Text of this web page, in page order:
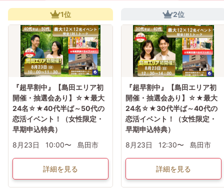
1位
『超早割中』【島田エリア初
開催・抽選会あり】☆★最大
24名☆★40代半ば～50代の
恋活イベント！（女性限定・
早期申込特典）
8月23日
10:00〜 島田市
詳細を見る
2位
『超早割中』【島田エリア初
開催・抽選会あり】☆★最大
24名☆★30代半ば～40代の
恋活イベント！（女性限定・
早期申込特典）
8月23日
12:30〜 島田市
詳細を見る